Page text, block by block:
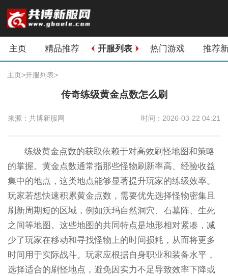
主页 精品推荐 开服列表 热门游戏 推荐
主页>开服列表>
传奇练级黄金点数怎么刷
来源：共博新服网 时间：2026-03-22 04:21
练级黄金点数的获取依赖于对高效刷怪地图和策略
的掌握。黄金点数通常指那些怪物刷新率高、经验收益
集中的地点，这类地点能够显著提升玩家的练级效率。
玩家若想快速积累黄金点数，需要优先选择怪物密集且
刷新周期短的区域，例如沃玛自然洞穴、石墓阵、生死
之间等地图。这些地图的共同特点是地形相对紧凑，减
少了玩家在移动和寻找怪物上的时间损耗，从而将更多
时间用于实际战斗。玩家应根据自身职业和装备水平，
选择适合的刷怪地点，避免因实力不足导致效率下降或